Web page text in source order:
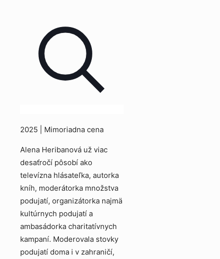
2025 | Mimoriadna cena
Alena Heribanová už viac
desaťročí pôsobí ako
televízna hlásateľka, autorka
kníh, moderátorka množstva
podujatí, organizátorka najmä
kultúrnych podujatí a
ambasádorka charitatívnych
kampaní. Moderovala stovky
podujatí doma i v zahraničí,